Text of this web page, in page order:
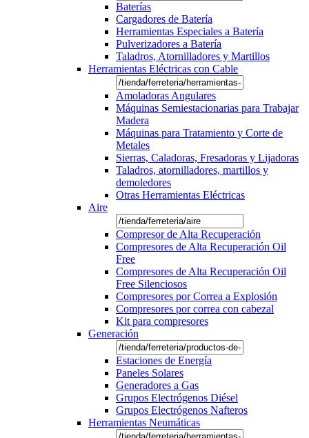
Baterías
Cargadores de Batería
Herramientas Especiales a Batería
Pulverizadores a Batería
Taladros, Atornilladores y Martillos
Herramientas Eléctricas con Cable
Amoladoras Angulares
Máquinas Semiestacionarias para Trabajar
Madera
Máquinas para Tratamiento y Corte de
Metales
Sierras, Caladoras, Fresadoras y Lijadoras
Taladros, atornilladores, martillos y
demoledores
Otras Herramientas Eléctricas
Aire
Compresor de Alta Recuperación
Compresores de Alta Recuperación Oil
Free
Compresores de Alta Recuperación Oil
Free Silenciosos
Compresores por Correa a Explosión
Compresores por correa con cabezal
Kit para compresores
Generación
Estaciones de Energía
Paneles Solares
Generadores a Gas
Grupos Electrógenos Diésel
Grupos Electrógenos Nafteros
Herramientas Neumáticas